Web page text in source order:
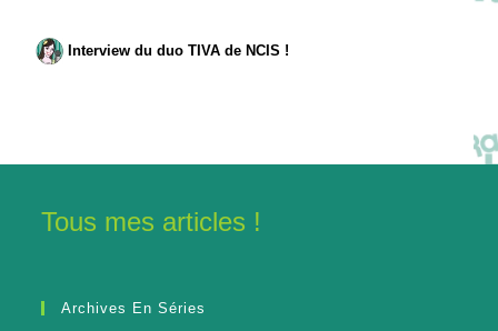
Interview du duo TIVA de NCIS !
Tous mes articles !
Archives En Séries